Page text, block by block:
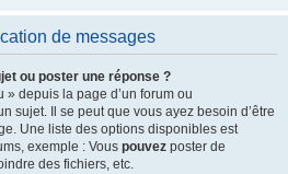
de messages
ou poster une réponse ?
depuis la page d’un forum ou
sujet. Il se peut que vous ayez besoin d’être
Une liste des options disponibles est
exemple : Vous pouvez poster de
des fichiers, etc.